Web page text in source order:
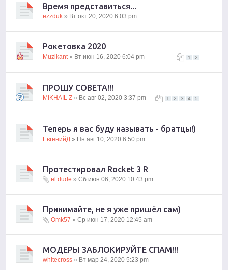
Время представиться...
ezzduk » Вт окт 20, 2020 6:03 pm
Рокетовка 2020
1 2
Muzikant» Вт июн 16, 2020 6:04 pm
ПРОШУ СОВЕТА!!!
1 2 3 4 5
MIKHAIL Z » Вс авг 02, 2020 3:37 pm
Теперь я вас буду называть - братцы!)
ЕвгенийД » Пн авг 10, 2020 6:50 pm
Протестировал Rocket 3 R
el dude » Сб июн 06, 2020 10:43 pm
Принимайте, не я уже пришёл сам)
Omk57 » Ср июн 17, 2020 12:45 am
МОДЕРЫ ЗАБЛОКИРУЙТЕ СПАМ!!!
whitecross » Вт мар 24, 2020 5:23 pm